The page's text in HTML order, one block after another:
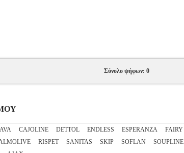
Σύνολο ψήφων: 0
AVA CAJOLINE DETTOL ENDLESS ESPERANZA FAIRY
RISPET SANITAS SKIP SOFLAN SOUPLINE